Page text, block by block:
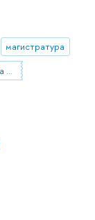
магистратура
Решения ученого совета НИУ ВШЭ